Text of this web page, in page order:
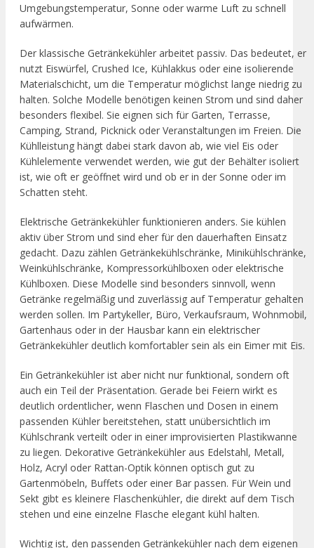
Umgebungstemperatur, Sonne oder warme Luft zu schnell
aufwärmen.
Der klassische Getränkekühler arbeitet passiv. Das bedeutet, er
nutzt Eiswürfel, Crushed Ice, Kühlakkus oder eine isolierende
Materialschicht, um die Temperatur möglichst lange niedrig zu
halten. Solche Modelle benötigen keinen Strom und sind daher
besonders flexibel. Sie eignen sich für Garten, Terrasse,
Camping, Strand, Picknick oder Veranstaltungen im Freien. Die
Kühlleistung hängt dabei stark davon ab, wie viel Eis oder
Kühlelemente verwendet werden, wie gut der Behälter isoliert
ist, wie oft er geöffnet wird und ob er in der Sonne oder im
Schatten steht.
Elektrische Getränkekühler funktionieren anders. Sie kühlen
aktiv über Strom und sind eher für den dauerhaften Einsatz
gedacht. Dazu zählen Getränkekühlschränke, Minikühlschränke,
Weinkühlschränke, Kompressorkühlboxen oder elektrische
Kühlboxen. Diese Modelle sind besonders sinnvoll, wenn
Getränke regelmäßig und zuverlässig auf Temperatur gehalten
werden sollen. Im Partykeller, Büro, Verkaufsraum, Wohnmobil,
Gartenhaus oder in der Hausbar kann ein elektrischer
Getränkekühler deutlich komfortabler sein als ein Eimer mit Eis.
Ein Getränkekühler ist aber nicht nur funktional, sondern oft
auch ein Teil der Präsentation. Gerade bei Feiern wirkt es
deutlich ordentlicher, wenn Flaschen und Dosen in einem
passenden Kühler bereitstehen, statt unübersichtlich im
Kühlschrank verteilt oder in einer improvisierten Plastikwanne
zu liegen. Dekorative Getränkekühler aus Edelstahl, Metall,
Holz, Acryl oder Rattan-Optik können optisch gut zu
Gartenmöbeln, Buffets oder einer Bar passen. Für Wein und
Sekt gibt es kleinere Flaschenkühler, die direkt auf dem Tisch
stehen und eine einzelne Flasche elegant kühl halten.
Wichtig ist, den passenden Getränkekühler nach dem eigenen